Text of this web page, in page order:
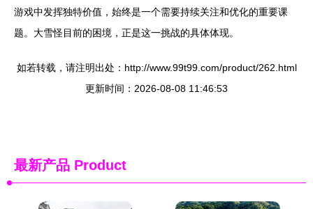
游戏中发挥独特价值，始终是一个需要持续关注和优化的重要课
题。大雪怪目前的困境，正是这一挑战的具体体现。
如若转载，请注明出处：http://www.99t99.com/product/262.html
更新时间：2026-08-08 11:46:53
最新产品 Product